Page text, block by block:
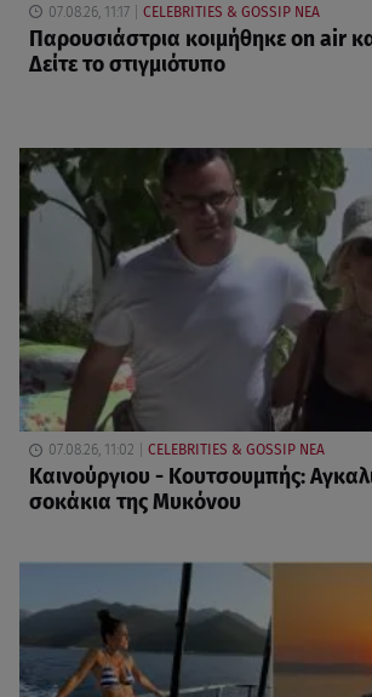
07.08.26, 11:17 CELEBRITIES & GOSSIP ΝΕΑ
Παρουσιάστρια κοιμήθηκε on air
Δείτε το στιγμιότυπο
07.08.26, 11:02 CELEBRITIES & GOSSIP ΝΕΑ
Καινούργιου - Κουτσουμπής:
σοκάκια της Μυκόνου